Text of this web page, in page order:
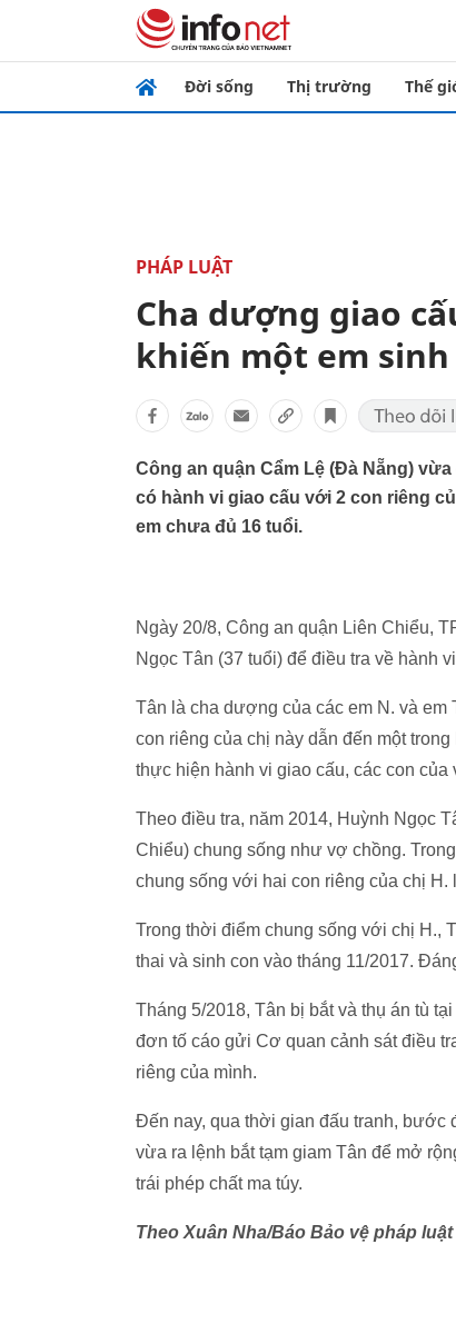
Đời sống Thị trường Thế
PHÁP LUẬT
Cha dượng giao
khiến một em sinh
Công an quận Cẩm Lệ (Đà Nẵng)
có hành vi giao cấu với 2 con riêng
em chưa đủ 16 tuổi.
Ngày 20/8, Công an quận Liên Chiểu,
Ngọc Tân (37 tuổi) để điều tra về hành
Tân là cha dượng của các em N. và
con riêng của chị này dẫn đến một
thực hiện hành vi giao cấu, các con
Theo điều tra, năm 2014, Huỳnh Ngọc
Chiểu) chung sống như vợ chồng.
chung sống với hai con riêng của chị H.
Trong thời điểm chung sống với chị H.,
thai và sinh con vào tháng 11/2017.
Tháng 5/2018, Tân bị bắt và thụ án tù
đơn tố cáo gửi Cơ quan cảnh sát điều
riêng của mình.
Đến nay, qua thời gian đấu tranh, bước
vừa ra lệnh bắt tạm giam Tân để mở
trái phép chất ma túy.
Theo Xuân Nha/Báo Bảo vệ pháp luật